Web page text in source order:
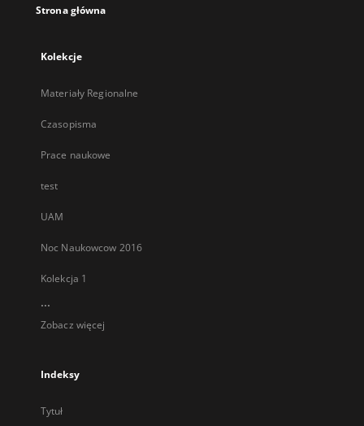
Strona główna
Kolekcje
Materiały Regionalne
Czasopisma
Prace naukowe
test
UAM
Noc Naukowcow 2016
Kolekcja 1
...
Zobacz więcej
Indeksy
Tytuł